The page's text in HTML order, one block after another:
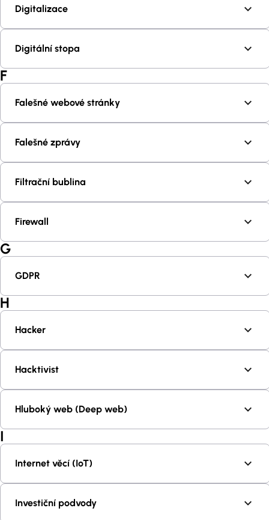
Digitalizace
Digitální stopa
F
Falešné webové stránky
Falešné zprávy
Filtrační bublina
Firewall
G
GDPR
H
Hacker
Hacktivist
Hluboký web (Deep web)
I
Internet věcí (IoT)
Investiční podvody